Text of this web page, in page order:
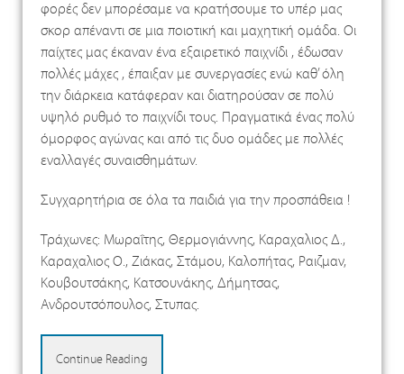
φορές δεν μπορέσαμε να κρατήσουμε το υπέρ μας
σκορ απέναντι σε μια ποιοτική και μαχητική ομάδα. Οι
παίχτες μας έκαναν ένα εξαιρετικό παιχνίδι , έδωσαν
πολλές μάχες , έπαιξαν με συνεργασίες ενώ καθ’ όλη
την διάρκεια κατάφεραν και διατηρούσαν σε πολύ
υψηλό ρυθμό το παιχνίδι τους. Πραγματικά ένας πολύ
όμορφος αγώνας και από τις δυο ομάδες με πολλές
εναλλαγές συναισθημάτων.
Συγχαρητήρια σε όλα τα παιδιά για την προσπάθεια !
Τράχωνες: Μωραΐτης, Θερμογιάννης, Καραχαλιος Δ.,
Καραχαλιος Ο., Ζιάκας, Στάμου, Καλοπήτας, Ραιζμαν,
Κουβουτσάκης, Κατσουνάκης, Δήμητσας,
Ανδρουτσόπουλος, Στυπας.
Continue Reading